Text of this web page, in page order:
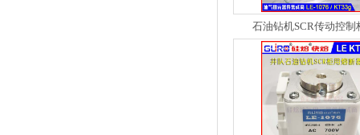
石油钻机SCR传动控制